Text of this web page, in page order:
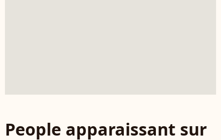
People apparaissant sur